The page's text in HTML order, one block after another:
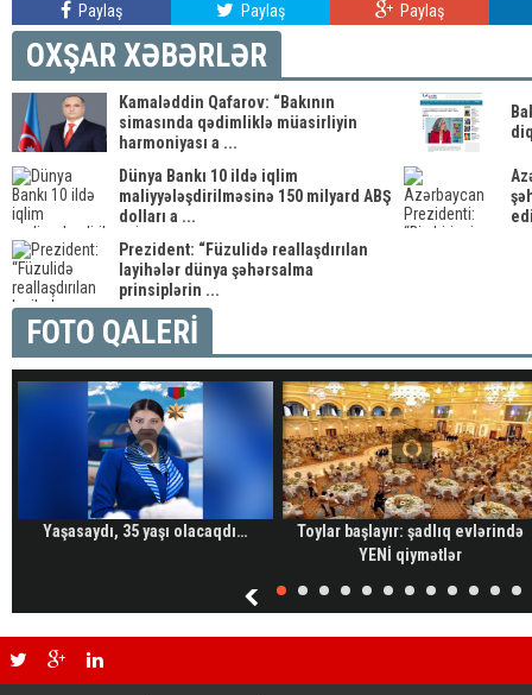
Paylaş Paylaş Paylaş
OXŞAR XƏBƏRLƏR
Kamaləddin Qafarov: “Bakının
simasında qədimliklə müasirliyin
harmoniyası a ...
Dünya Bankı 10 ildə iqlim
maliyyələşdirilməsinə 150 ​​milyard ABŞ
dolları a ...
Prezident: “Füzulidə reallaşdırılan
layihələr dünya şəhərsalma
prinsiplərin ...
FOTO QALERİ
Yaşasaydı, 35 yaşı olacaqdı…
Toylar başlayır: şadlıq evlərində
YENİ qiymətlər